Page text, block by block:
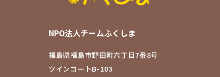
NPO法人チームふくしま
福島県福島市野田町六丁目7番8号
ツインコートB-103